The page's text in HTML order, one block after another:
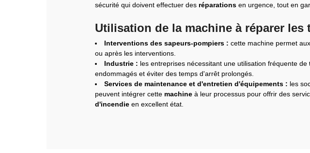
sécurité qui doivent effectuer des réparations en urgence, tout en
Utilisation de la machine à réparer
Interventions des sapeurs-pompiers : cette machine permet aux
ou après les interventions.
Industrie : les entreprises nécessitant une utilisation fréquente de
endommagés et éviter des temps d'arrêt prolongés.
Services de maintenance et d'entretien d'équipements : les
peuvent intégrer cette machine à leur processus pour offrir des
d'incendie en excellent état.